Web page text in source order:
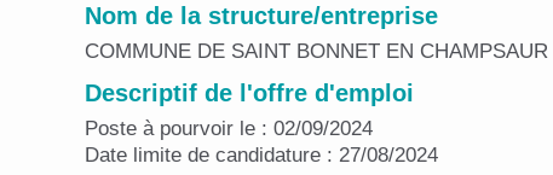
Nom de la structure/entreprise
COMMUNE DE SAINT BONNET EN CHAMPSAUR
Descriptif de l'offre d'emploi
Poste à pourvoir le : 02/09/2024
Date limite de candidature : 27/08/2024